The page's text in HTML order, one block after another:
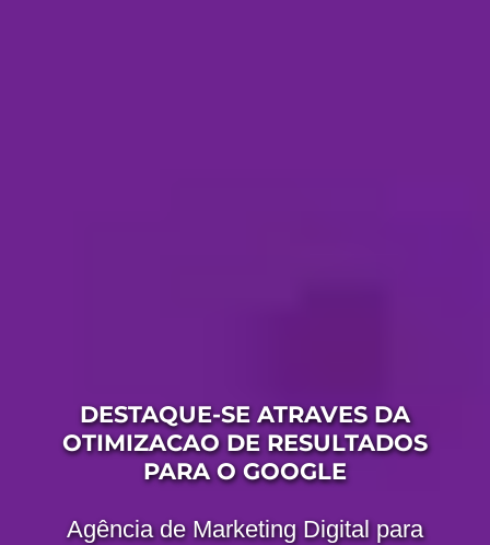
DESTAQUE-SE ATRAVES DA
OTIMIZACAO DE RESULTADOS
PARA O GOOGLE
Agência de Marketing Digital para